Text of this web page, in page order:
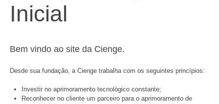
Inicial
Bem vindo ao site da Cienge.
Desde sua fundação, a Cienge trabalha com os seguintes princípios:
Investir no aprimoramento tecnológico constante;
Reconhecer no cliente um parceiro para o aprimoramento de